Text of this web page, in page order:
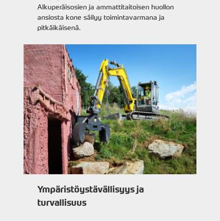
Alkuperäisosien ja ammattitaitoisen huollon
ansiosta kone säilyy toimintavarmana ja
pitkäikäisenä.
Ympäristöystävällisyys ja
turvallisuus